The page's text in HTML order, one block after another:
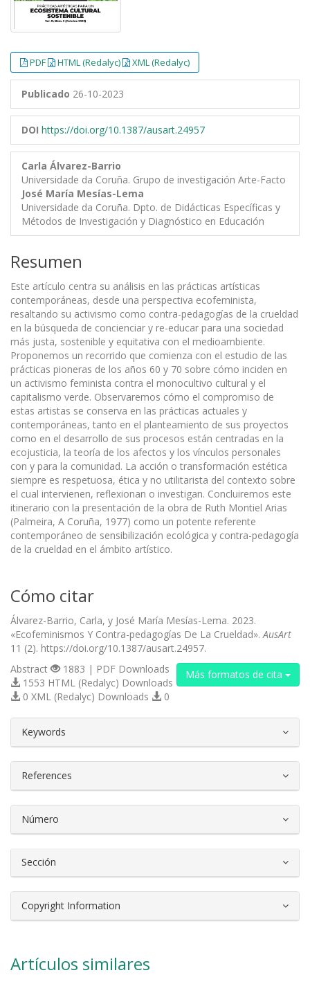
PDF HTML (Redalyc) XML (Redalyc)
Publicado 26-10-2023
DOI https://doi.org/10.1387/ausart.24957
Carla Álvarez-Barrio
Universidade da Coruña. Grupo de investigación Arte-Facto
José María Mesías-Lema
Universidade da Coruña. Dpto. de Didácticas Específicas y
Métodos de Investigación y Diagnóstico en Educación
Resumen
Este artículo centra su análisis en las prácticas artísticas
contemporáneas, desde una perspectiva ecofeminista,
resaltando su activismo como contra-pedagogías de la crueldad
en la búsqueda de concienciar y re-educar para una sociedad
más justa, sostenible y equitativa con el medioambiente.
Proponemos un recorrido que comienza con el estudio de las
prácticas pioneras de los años 60 y 70 sobre cómo inciden en
un activismo feminista contra el monocultivo cultural y el
capitalismo verde. Observaremos cómo el compromiso de
estas artistas se conserva en las prácticas actuales y
contemporáneas, tanto en el planteamiento de sus proyectos
como en el desarrollo de sus procesos están centradas en la
ecojusticia, la teoría de los afectos y los vínculos personales
con y para la comunidad. La acción o transformación estética
siempre es respetuosa, ética y no utilitarista del contexto sobre
el cual intervienen, reflexionan o investigan. Concluiremos este
itinerario con la presentación de la obra de Ruth Montiel Arias
(Palmeira, A Coruña, 1977) como un potente referente
contemporáneo de sensibilización ecológica y contra-pedagogía
de la crueldad en el ámbito artístico.
Cómo citar
Álvarez-Barrio, Carla, y José María Mesías-Lema. 2023.
«Ecofeminismos Y Contra-pedagogías De La Crueldad». AusArt
11 (2). https://doi.org/10.1387/ausart.24957.
Más formatos de cita
Abstract
1883 | PDF Downloads
1553 HTML (Redalyc) Downloads
0 XML (Redalyc) Downloads
0
Keywords
References
Número
Sección
Copyright Information
Artículos similares